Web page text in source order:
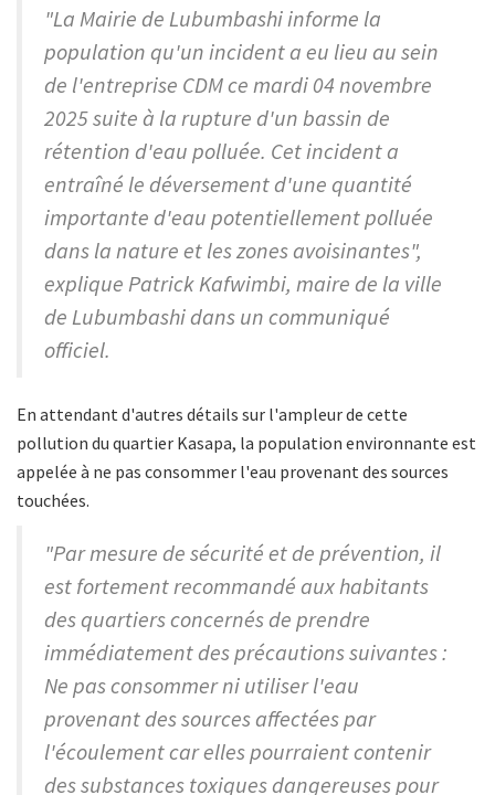
"La Mairie de Lubumbashi informe la
population qu'un incident a eu lieu au sein
de l'entreprise CDM ce mardi 04 novembre
2025 suite à la rupture d'un bassin de
rétention d'eau polluée. Cet incident a
entraîné le déversement d'une quantité
importante d'eau potentiellement polluée
dans la nature et les zones avoisinantes",
explique Patrick Kafwimbi, maire de la ville
de Lubumbashi dans un communiqué
officiel.
En attendant d'autres détails sur l'ampleur de cette
pollution du quartier Kasapa, la population environnante est
appelée à ne pas consommer l'eau provenant des sources
touchées.
"Par mesure de sécurité et de prévention, il
est fortement recommandé aux habitants
des quartiers concernés de prendre
immédiatement des précautions suivantes :
Ne pas consommer ni utiliser l'eau
provenant des sources affectées par
l'écoulement car elles pourraient contenir
des substances toxiques dangereuses pour